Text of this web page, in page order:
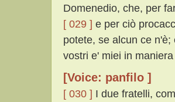
Domenedio, che, per
[ 029 ] e per ciò
potete, se alcun ce
vostri e' miei in
[Voice: panfilo ]
[ 030 ] I due fratelli,